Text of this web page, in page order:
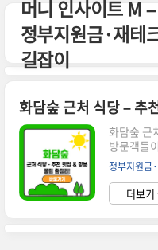
본문 바로가기
머니 인사이트 M –
정부지원금·재테
길잡이
화담숲 근처 식당 – 추
화담숲 근
방문객들
위치, 메뉴
으신 분들
매 바로가
이어집니다! ▼ 🍽️ 화담숲 근처
정부지원금
더보기